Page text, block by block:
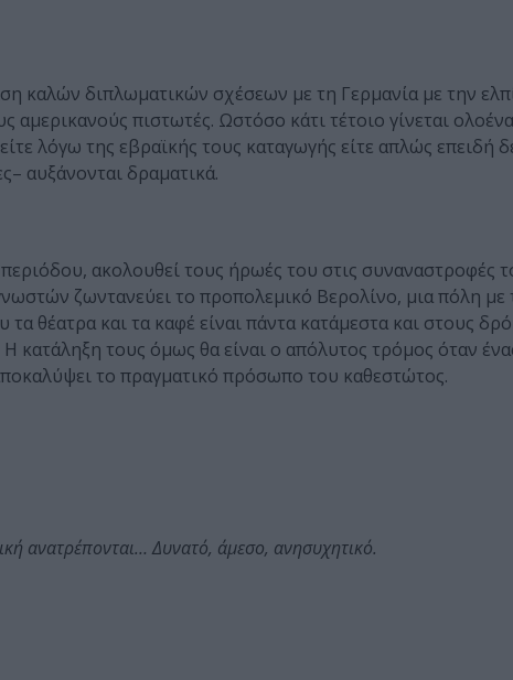
καλών διπλωματικών σχέσεων με τη Γερμανία με την
πιστωτές. Ωστόσο κάτι τέτοιο γίνεται
λόγω της εβραϊκής τους καταγωγής είτε απλώς επειδή
αυξάνονται δραματικά.
ακολουθεί τους ήρωές του στις συναναστροφές
ζωντανεύει το προπολεμικό Βερολίνο, μια πόλη με
θέατρα και τα καφέ είναι πάντα κατάμεστα και στους
κατάληξη τους όμως θα είναι ο απόλυτος τρόμος όταν
το πραγματικό πρόσωπο του καθεστώτος.
ανατρέπονται… Δυνατό, άμεσο, ανησυχητικό.